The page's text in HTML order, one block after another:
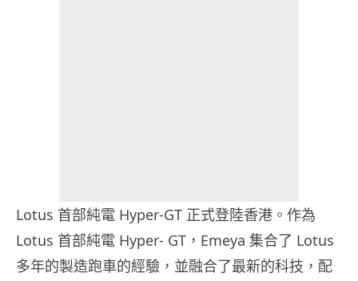
Lotus 首部純電 Hyper-GT 正式登陸香港。作為
Lotus 首部純電 Hyper- GT，Emeya 集合了 Lotus
多年的製造跑車的經驗，並融合了最新的科技，配